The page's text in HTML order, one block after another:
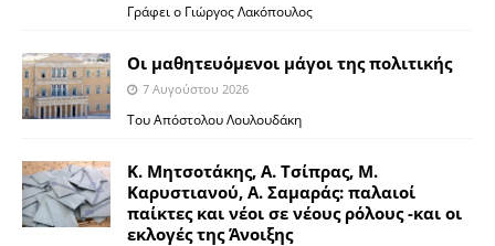
Γράφει ο Γιώργος Λακόπουλος
Οι μαθητευόμενοι μάγοι της πολιτικής
7 Αυγούστου 2026
Του Απόστολου Λουλουδάκη
Κ. Μητσοτάκης, Α. Τσίπρας, Μ.
Καρυστιανού, Α. Σαμαράς: παλαιοί
παίκτες και νέοι σε νέους ρόλους -και οι
εκλογές της Άνοιξης